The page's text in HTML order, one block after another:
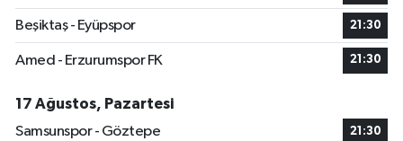
Beşiktaş - Eyüpspor 21:30
Amed - Erzurumspor FK 21:30
17 Ağustos, Pazartesi
Samsunspor - Göztepe
21:30